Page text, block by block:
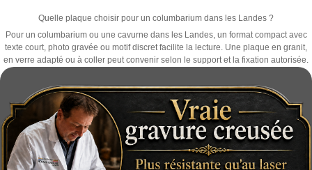
Quelle plaque choisir pour un columbarium dans les Landes ?
Pour un columbarium ou une cavurne dans les Landes, un format compact avec
texte court, photo gravée ou motif discret facilite la lecture. Une plaque en granit,
en verre adapté ou à coller peut convenir selon le support et la fixation autorisée.